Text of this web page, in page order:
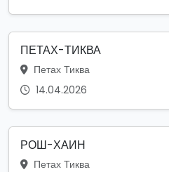
ПЕТАХ-ТИКВА
Петах Тиква
14.04.2026
РОШ-ХАИН
Петах Тиква